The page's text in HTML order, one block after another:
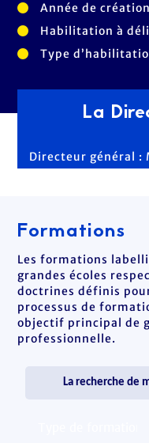
Année de
Habilitation à
Type
La
Directeur général :
Formations
Les formations
grandes écoles
doctrines définis
processus de
objectif principal de
professionnelle.